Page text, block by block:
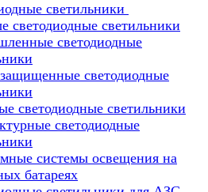
светильники
светодиодные светильники
светодиодные
светодиодные
светодиодные светильники
светодиодные
системы освещения на
батареях